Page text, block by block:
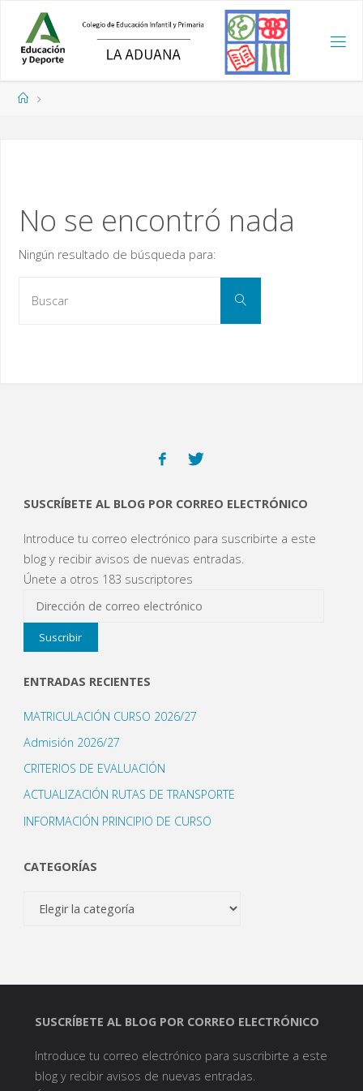
contenido
Página
No se encontró nada
Ningún resultado de búsqueda para:
Buscar
SUSCRÍBETE AL BLOG POR CORREO ELECTRÓNICO
Introduce tu correo electrónico para suscribirte a este
blog y recibir avisos de nuevas entradas.
Únete a otros 183 suscriptores
correo
Suscribir
ENTRADAS RECIENTES
MATRICULACIÓN CURSO 2026/27
Admisión 2026/27
CRITERIOS DE EVALUACIÓN
ACTUALIZACIÓN RUTAS DE TRANSPORTE
INFORMACIÓN PRINCIPIO DE CURSO
CATEGORÍAS
SUSCRÍBETE AL BLOG POR CORREO ELECTRÓNICO
Introduce tu correo electrónico para suscribirte a este
blog y recibir avisos de nuevas entradas.